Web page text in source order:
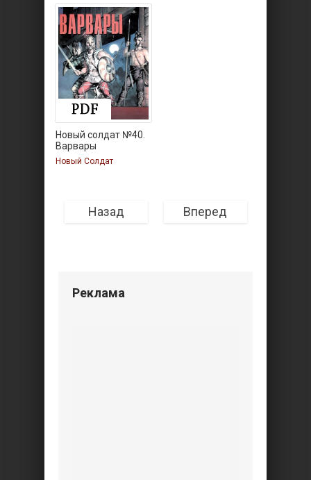
Новый солдат №40.
Варвары
Новый Солдат
Назад Вперед
Реклама